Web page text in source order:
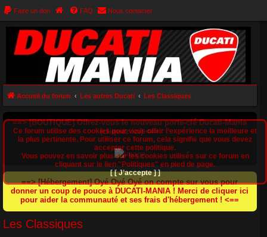
Faire un don FAQ Nous contacter
Accueil du forum Les autres Ducati Les Classiques
==> [BOUTIQUE] Offrez-vous le nouveau porte-clé Ducati-Mania
(cliquez ici) <==
==> [Hébergement] Oyé Oyé Oyé on compte sur vous pour
donner un coup de pouce à DUCATI-MANIA ! Merci de cliquer ici
pour aider la communauté et ses frais d'hébergement ! <==
Les Classiques
Ce forum utilise des cookies pour vous offrir l‘expérience la meilleure et
la plus pertinente. Pour utiliser ce forum, cela signifie que vous devez
accepter cette politique.
Vous pouvez en savoir plus sur les cookies utilisés sur ce forum en
cliquant sur le lien "Politiques" en pied de page.
[ [ J’accepte ] ]